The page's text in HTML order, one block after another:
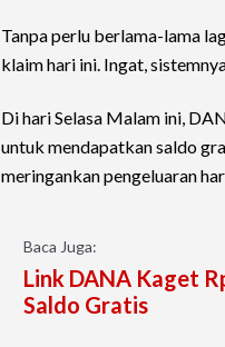
Tanpa perlu berlama-lama
klaim hari ini. Ingat,
Di hari Selasa Malam ini,
untuk mendapatkan saldo
meringankan pengeluaran
Baca Juga:
Link DANA Kaget
Saldo Gratis